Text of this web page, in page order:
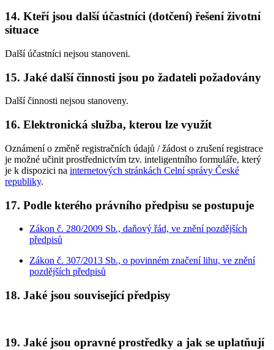
14. Kteří jsou další účastníci (dotčení) řešení životní
situace
Další účastníci nejsou stanoveni.
15. Jaké další činnosti jsou po žadateli požadovány
Další činnosti nejsou stanoveny.
16. Elektronická služba, kterou lze využít
Oznámení o změně registračních údajů / žádost o zrušení registrace
je možné učinit prostřednictvím tzv. inteligentního formuláře, který
je k dispozici na internetových stránkách Celní správy České
republiky.
17. Podle kterého právního předpisu se postupuje
Zákon č. 280/2009 Sb., daňový řád, ve znění pozdějších
předpisů
Zákon č. 307/2013 Sb., o povinném značení lihu, ve znění
pozdějších předpisů
18. Jaké jsou související předpisy
19. Jaké jsou opravné prostředky a jak se uplatňují